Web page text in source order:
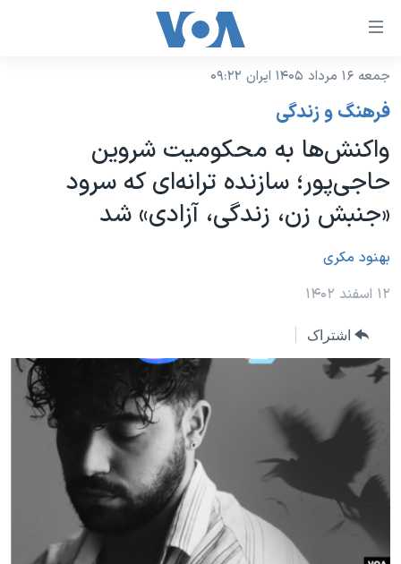
لینکهای
دسترسی
جهش
محتوای
اصلی
جهش
صفحه
جهش
خانه
نسخه سبک وب‌سایت
موضوع ها
ایران
آمریکا
جهان
ورزشی
فرهنگ و زندگی
حقوق شهروندی
اقتصادی
علم و فناوری
اسرائیل در جنگ
برنامه های تلویزیونی
جدول برنامه ها
صفحه‌های ویژه
جام جهانی ۲۰۲۶
مستندها
انتخابات ریاست جمهوری آمریکا ۲۰۲۴
حمله جمهوری اسلامی به اسرائیل
رمز مهسا
ورزش زنان در ایران
فرکانس‌های صدای آمریکا
پخش رادیویی
یادگیری زبان انگلیسی
دنبال کنید
زبانهای مختلف
جمعه ۱۶ مرداد ۱۴۰۵ ایران ۰۹:۲۲
فرهنگ و زندگی
واکنش‌‌ها به محکومیت شروین
حاجی‌پور؛ سازنده ترانه‌ای که سرود
«جنبش زن،‌ زندگی، آزادی» شد
بهنود مکری
۱۲ اسفند ۱۴۰۲
اشتراک